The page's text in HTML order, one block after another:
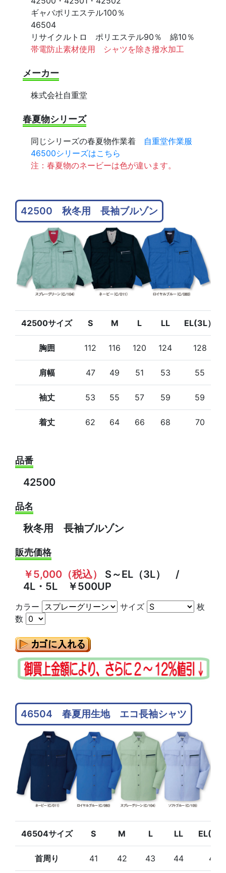
ギャバポリエステル100％
46504
リサイクルトロ ポリエステル90％ 綿10％
帯電防止素材使用 シャツを除き撥水加工
メーカー
株式会社自重堂
春夏物シリーズ
同じシリーズの春夏物作業着 自重堂作業服
46500シリーズはこちら
注：春夏物のネービーは色が違います。
42500 秋冬用 長袖ブルゾン
42500サイズ S M L LL EL(3L）
胸囲 112 116 120 124 128
肩幅 47 49 51 53 55
袖丈 53 55 57 59 59
着丈 62 64 66 68 70
品番
42500
品名
秋冬用 長袖ブルゾン
販売価格
￥5,000（税込）
S～EL（3L） /
4L・5L ￥500UP
カラー サイズ
枚
数
46504 春夏用生地 エコ長袖シャツ
46504サイズ S M L LL EL(3L
首周り 41 42 43 44 45